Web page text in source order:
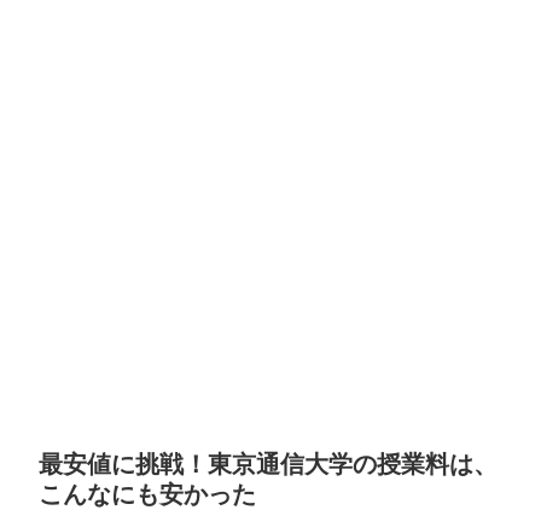
最安値に挑戦！東京通信大学の授業料は、
こんなにも安かった